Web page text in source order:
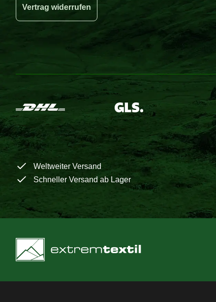
Vertrag widerrufen
Weltweiter Versand
Schneller Versand ab Lager